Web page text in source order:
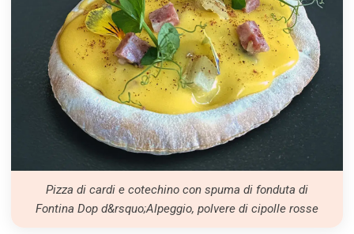
Pizza di cardi e cotechino con spuma di fonduta di
Fontina Dop d&rsquo;Alpeggio, polvere di cipolle rosse